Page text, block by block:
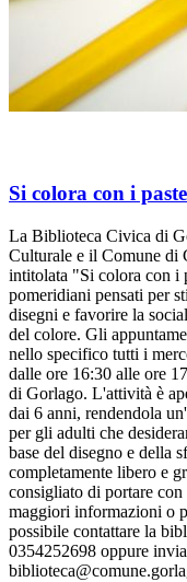
Si colora con i
La Biblioteca Civica di
Culturale e il Comune di
intitolata "Si colora con i
pomeridiani pensati per
disegni e favorire la
del colore. Gli
nello specifico tutti i
dalle ore 16:30 alle ore
di Gorlago. L'attività è
dai 6 anni, rendendola
per gli adulti che
base del disegno e della
completamente libero e
consigliato di portare
maggiori informazioni o
possibile contattare la
0354252698 oppure